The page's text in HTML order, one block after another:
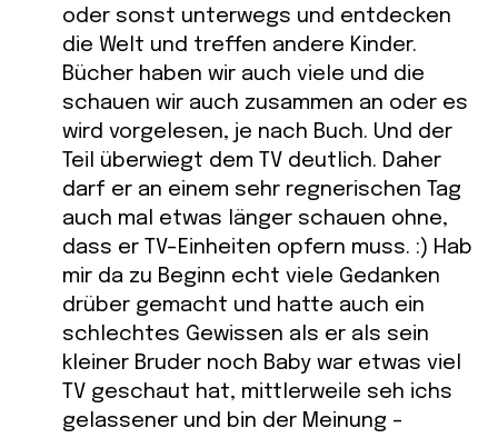
oder sonst unterwegs und entdecken
die Welt und treffen andere Kinder.
Bücher haben wir auch viele und die
schauen wir auch zusammen an oder es
wird vorgelesen, je nach Buch. Und der
Teil überwiegt dem TV deutlich. Daher
darf er an einem sehr regnerischen Tag
auch mal etwas länger schauen ohne,
dass er TV-Einheiten opfern muss. :) Hab
mir da zu Beginn echt viele Gedanken
drüber gemacht und hatte auch ein
schlechtes Gewissen als er als sein
kleiner Bruder noch Baby war etwas viel
TV geschaut hat, mittlerweile seh ichs
gelassener und bin der Meinung –